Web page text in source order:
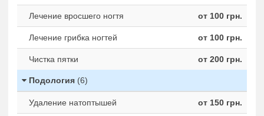
Лечение вросшего ногтя от 100 грн.
Лечение грибка ногтей от 100 грн.
Чистка пятки от 200 грн.
Подология (6)
Удаление натоптышей от 150 грн.